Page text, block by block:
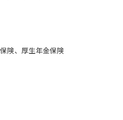
険、厚生年金保険